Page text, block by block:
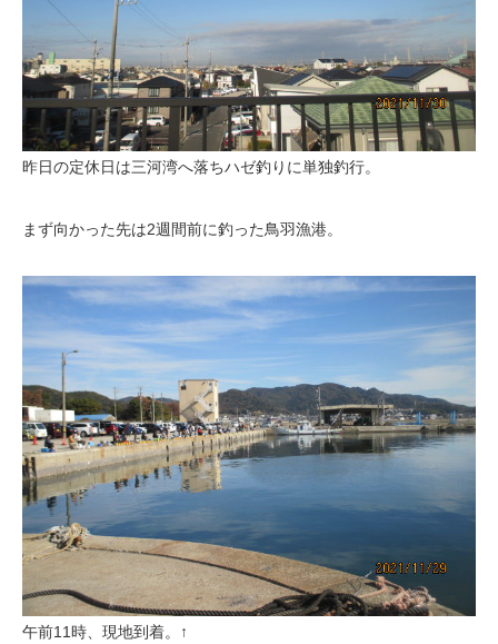
昨日の定休日は三河湾へ落ちハゼ釣りに単独釣行。
まず向かった先は2週間前に釣った鳥羽漁港。
午前11時、現地到着。↑